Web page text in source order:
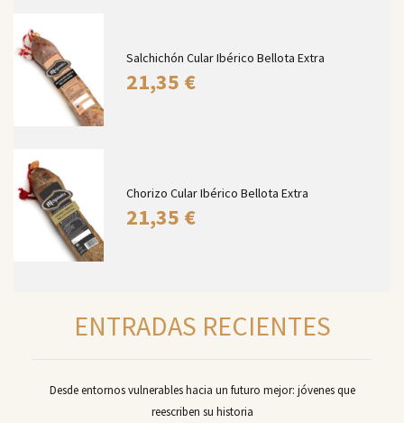
Salchichón Cular Ibérico Bellota Extra
21,35 €
Chorizo Cular Ibérico Bellota Extra
21,35 €
ENTRADAS RECIENTES
Desde entornos vulnerables hacia un futuro mejor: jóvenes que
reescriben su historia